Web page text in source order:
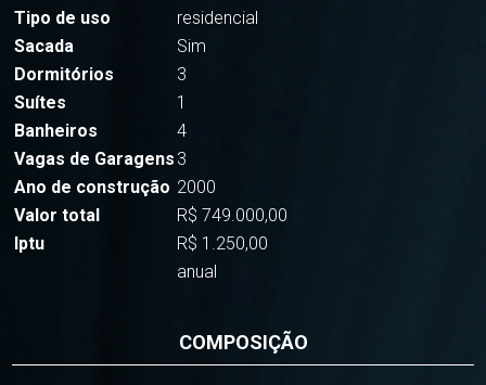
Tipo de uso
residencial
Sacada
Sim
Dormitórios
3
Suítes
1
Banheiros
4
Vagas de Garagens 3
Ano de construção 2000
Valor total
R$ 749.000,00
Iptu
R$ 1.250,00
anual
COMPOSIÇÃO